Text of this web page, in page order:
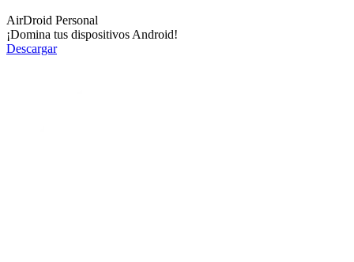
AirDroid Personal
¡Domina tus dispositivos Android!
Descargar